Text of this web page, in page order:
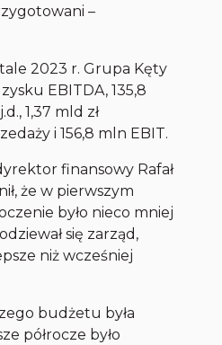
–
2023 r. Grupa Kęty
EBITDA, 135,8
1,37 mld zł
i 156,8 mln EBIT.
finansowy Rafał
że w pierwszym
było nieco mniej
się zarząd,
niż wcześniej
budżetu była
półrocze było